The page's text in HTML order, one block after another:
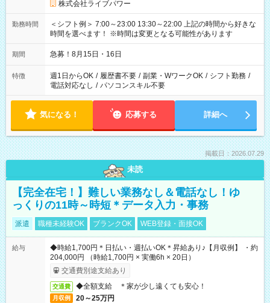
株式会社ライブパワー
勤務時間
＜シフト例＞ 7:00～23:00 13:30～22:00 上記の時間から好きな
時間を選べます！ ※時間は変更となる可能性があります
期間 急募！8月15日・16日
特徴 週1日からOK / 履歴書不要 / 副業・WワークOK / シフト勤務 /
電話対応なし / パソコンスキル不要
気になる！ 応募する 詳細へ
掲載日：2026.07.29
未読
【完全在宅！】難しい業務なし＆電話なし！ゆ
っくりの11時～時短＊データ入力・事務
派遣 職種未経験OK ブランクOK WEB登録・面接OK
給与
◆時給1,700円＊日払い・週払いOK＊昇給あり♪【月収例】 ・約
204,000円 （時給1,700円 × 実働6h × 20日）
交通費別途支給あり
交通費 ◆全額支給 ＊家が少し遠くても安心！
月収例 20～25万円